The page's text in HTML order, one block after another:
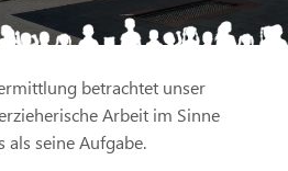
betrachtet unser
Arbeit im Sinne
als seine Aufgabe.